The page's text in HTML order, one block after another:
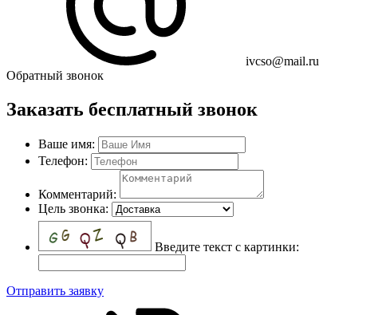
ivcso@mail.ru
Обратный звонок
Заказать бесплатный звонок
Ваше имя:
Телефон:
Комментарий:
Цель звонка:
Введите текст с картинки:
Отправить заявку